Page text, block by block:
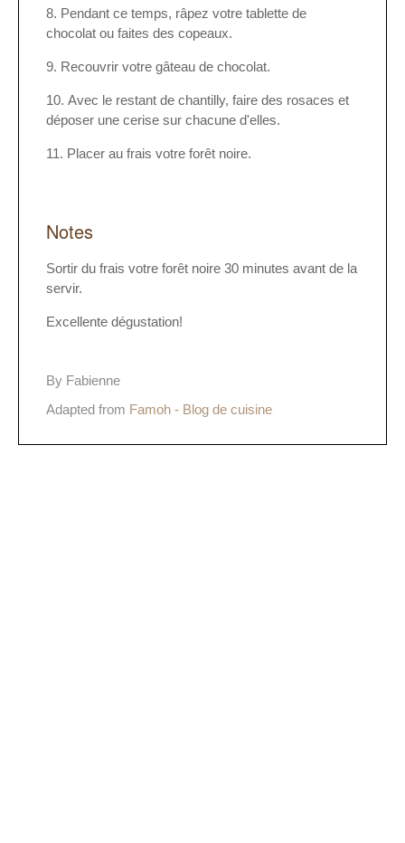
Pendant ce temps, râpez votre tablette de
chocolat ou faites des copeaux.
Recouvrir votre gâteau de chocolat.
Avec le restant de chantilly, faire des rosaces et
déposer une cerise sur chacune d'elles.
Placer au frais votre forêt noire.
Notes
Sortir du frais votre forêt noire 30 minutes avant de la
servir.
Excellente dégustation!
By Fabienne
Adapted from Famoh - Blog de cuisine